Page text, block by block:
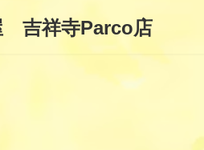
祥寺Parco店